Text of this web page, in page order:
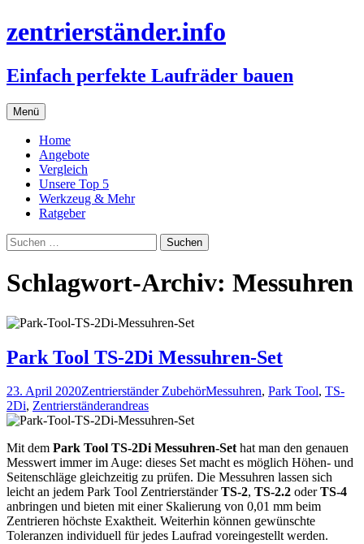
zentrierständer.info
Einfach perfekte Laufräder bauen
Menü Zum
Inhalt
springen
Home
Angebote
Vergleich
Unsere Top 5
Werkzeug & Mehr
Ratgeber
Suchen
nach:
Schlagwort-Archiv: Messuhren
Park Tool TS-2Di Messuhren-Set
23. April 2020Zentrierständer ZubehörMessuhren, Park Tool, TS-
2Di, Zentrierständerandreas
Mit dem Park Tool TS-2Di Messuhren-Sethat man den genauen
Messwert immer im Auge: dieses Set macht es möglich Höhen- und
Seitenschläge gleichzeitig zu prüfen. Die Messuhren lassen sich
leicht an jedem Park Tool ZentrierständerTS-2, TS-2.2 oderTS-4
anbringen und bieten mit einer Skalierung von 0,01 mm beim
Zentrieren höchste Exaktheit. Weiterhin können gewünschte
Toleranzen individuell für jedes Laufrad voreingestellt werden.